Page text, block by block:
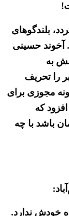
بلندگوهای
آخوند حسینی
به
را تحریف
مجوزی برای
که
باشد با چه
خودش ندارد.